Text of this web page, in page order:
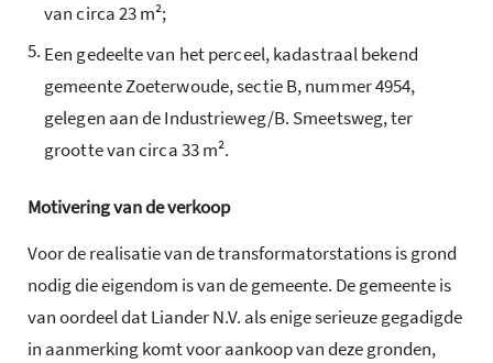
van circa 23 m²;
5. Een gedeelte van het perceel, kadastraal bekend
gemeente Zoeterwoude, sectie B, nummer 4954,
gelegen aan de Industrieweg/B. Smeetsweg, ter
grootte van circa 33 m².
Motivering van de verkoop
Voor de realisatie van de transformatorstations is grond
nodig die eigendom is van de gemeente. De gemeente is
van oordeel dat Liander N.V. als enige serieuze gegadigde
in aanmerking komt voor aankoop van deze gronden,